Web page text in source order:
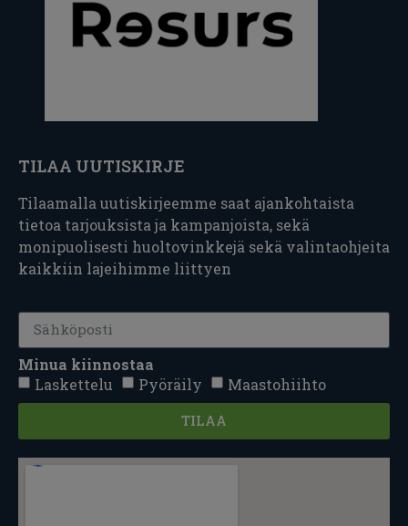
TILAA UUTISKIRJE
Tilaamalla uutiskirjeemme saat ajankohtaista
tietoa tarjouksista ja kampanjoista, sekä
monipuolisesti huoltovinkkejä sekä valintaohjeita
kaikkiin lajeihimme liittyen
Minua kiinnostaa
Laskettelu
Pyöräily Maastohiihto
TILAA